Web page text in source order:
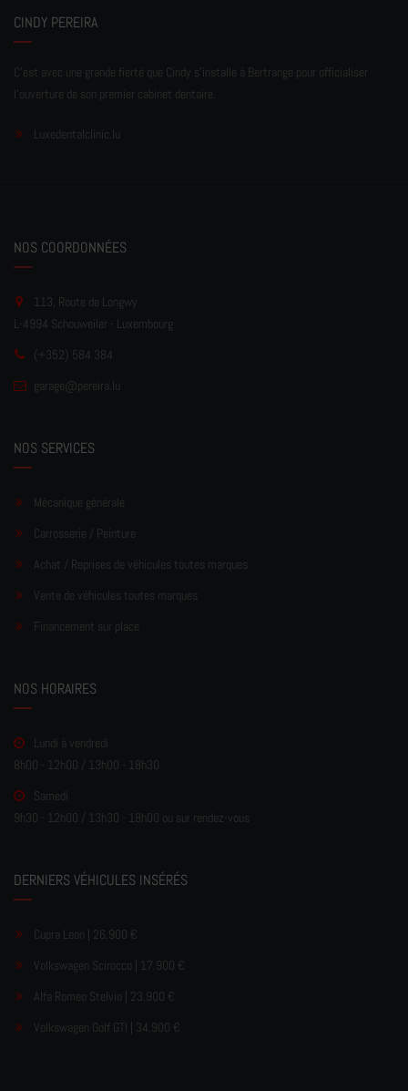
CINDY PEREIRA
C'est avec une grande fierté que Cindy s'installe à Bertrange pour officialiser
l'ouverture de son premier cabinet dentaire.
Luxedentalclinic.lu
NOS COORDONNÉES
113, Route de Longwy
L-4994 Schouweiler - Luxembourg
(+352) 584 384
garage@pereira.lu
NOS SERVICES
Mécanique générale
Carrosserie / Peinture
Achat / Reprises de véhicules toutes marques
Vente de véhicules toutes marques
Financement sur place
NOS HORAIRES
Lundi à vendredi
8h00 - 12h00 / 13h00 - 18h30
Samedi
9h30 - 12h00 / 13h30 - 18h00 ou sur rendez-vous
DERNIERS VÉHICULES INSÉRÉS
Cupra Leon | 26.900 €
Volkswagen Scirocco | 17.900 €
Alfa Romeo Stelvio | 23.900 €
Volkswagen Golf GTI | 34.900 €